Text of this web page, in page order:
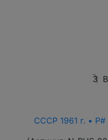
3
СССР 1961 г. •